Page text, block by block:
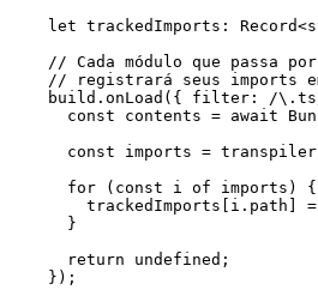
    let
trackedImports : Record<
// Cada módulo que passa
// registrará seus imports
    build.
onLoad ({ filter: /\. ts
      const
contents = await
      const
imports =
      for
( const i of imports) {
        trackedImports[i.path]
=
      }
      return
undefined ;
    });